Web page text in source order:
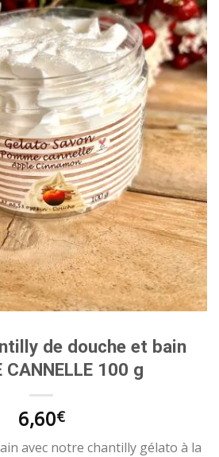
de douche et bain
CANNELLE 100 g
6,60€
avec notre chantilly gélato à la